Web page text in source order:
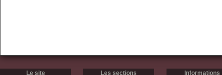
Le site
Les sections
Informations